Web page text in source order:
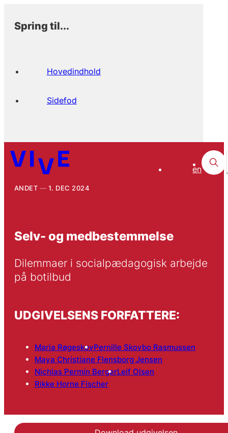
Spring til...
Hovedindhold
Sidefod
en
ANDET 1. DEC 2024
Selv- og medbestemmelse
Dilemmaer i socialpædagogisk arbejde
på botilbud
UDGIVELSENS FORFATTERE:
Maria RøgeskovPernille Skovbo Rasmussen
Maya Christiane Flensborg Jensen
Nichlas Permin BergerLeif Olsen
Rikke Horne Fischer